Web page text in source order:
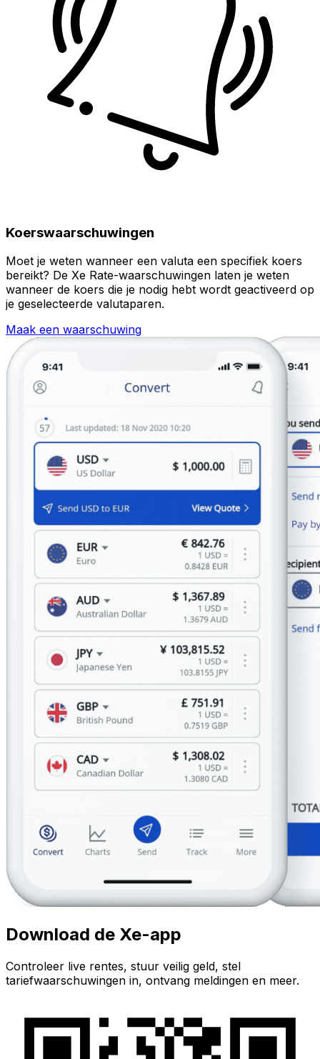
Koerswaarschuwingen
Moet je weten wanneer een valuta een specifiek koers
bereikt? De Xe Rate-waarschuwingen laten je weten
wanneer de koers die je nodig hebt wordt geactiveerd op
je geselecteerde valutaparen.
Maak een waarschuwing
Download de Xe-app
Controleer live rentes, stuur veilig geld, stel
tariefwaarschuwingen in, ontvang meldingen en meer.